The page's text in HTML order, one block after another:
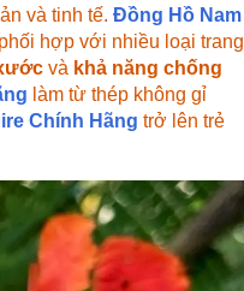
và tinh tế. Đồng Hồ Nam
hợp với nhiều loại trang
và khả năng chống
làm từ thép không gỉ
Chính Hãng trở lên trẻ